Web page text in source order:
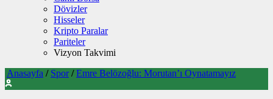
Dövizler
Hisseler
Kripto Paralar
Pariteler
Vizyon Takvimi
Anasayfa / Spor / Emre Belözoğlu: Morutan’ı Oynatamayız